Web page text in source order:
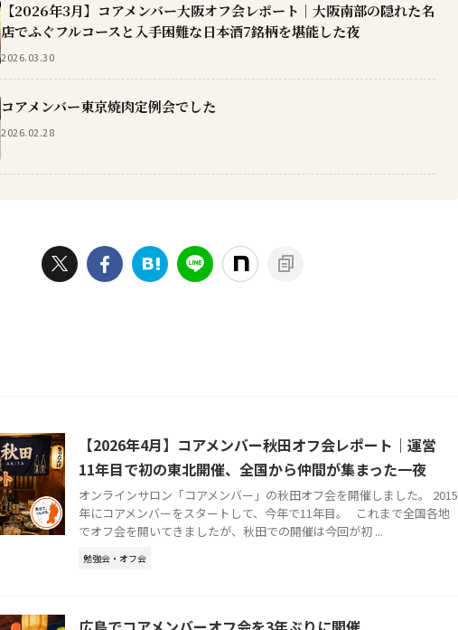
【2026年3月】コアメンバー大阪オフ会レポート｜大阪南部の隠れた名
店でふぐフルコースと入手困難な日本酒7銘柄を堪能した夜
2026.03.30
コアメンバー東京焼肉定例会でした
2026.02.28
【2026年4月】コアメンバー秋田オフ会レポート｜運営
11年目で初の東北開催、全国から仲間が集まった一夜
オンラインサロン「コアメンバー」の秋田オフ会を開催しました。 2015
年にコアメンバーをスタートして、今年で11年目。 これまで全国各地
でオフ会を開いてきましたが、秋田での開催は今回が初 ...
勉強会・オフ会